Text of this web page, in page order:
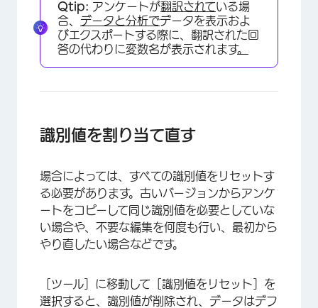
×
Qtip: アンケートが翻訳されている場
合、 データと分析でデータを表示およ
びエクスポートする際に、翻訳された回
答の代わりに変数名が表示されます。
識別値を割り当て直す
場合によっては、すべての識別値をリセットす
る必要があります。古いバージョンからアンケ
ートをコピーして同じ識別値を必要としていな
い場合や、不要な編集を何度も行い、最初から
やり直したい場合などです。
［ツール］に移動して［識別値をリセット］を
選択すると、識別値が削除され、データはデフ